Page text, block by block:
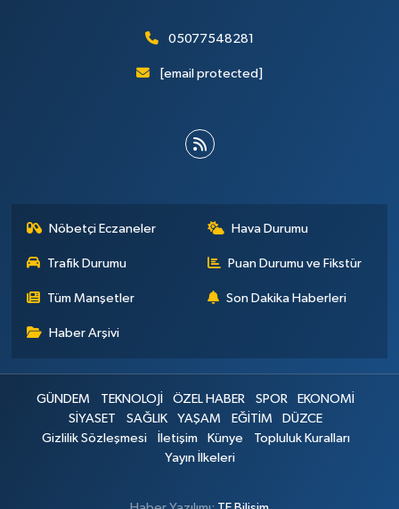
05077548281
[email protected]
Nöbetçi Eczaneler Hava Durumu
Trafik Durumu Puan Durumu ve Fikstür
Tüm Manşetler Son Dakika Haberleri
Haber Arşivi
GÜNDEM TEKNOLOJİ ÖZEL HABER SPOR
EKONOMİ
SİYASET
SAĞLIK YAŞAM EĞİTİM
DÜZCE
Gizlilik Sözleşmesi
İletişim Künye
Topluluk Kuralları
Yayın İlkeleri